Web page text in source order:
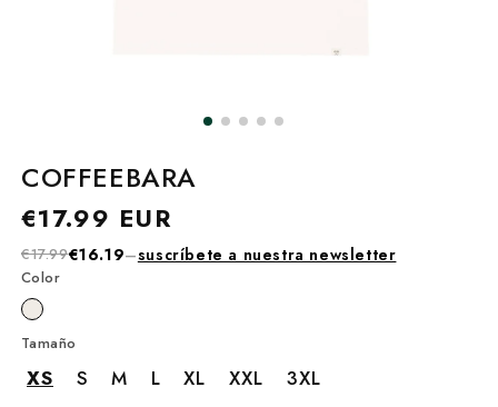
COFFEEBARA
Precio
€17.99 EUR
€17.99€16.19–suscríbete a nuestra newsletter
Tamaño
XS S M L XL XXL 3XL
Color